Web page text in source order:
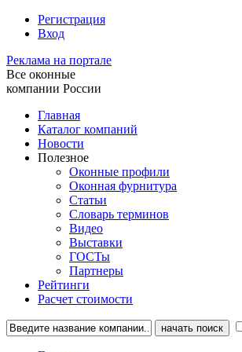
Регистрация
Вход
Реклама на портале
Все оконные
компании России
Главная
Каталог компаний
Новости
Полезное
Оконные профили
Оконная фурнитура
Статьи
Словарь терминов
Видео
Выставки
ГОСТы
Партнеры
Рейтинги
Расчет стоимости